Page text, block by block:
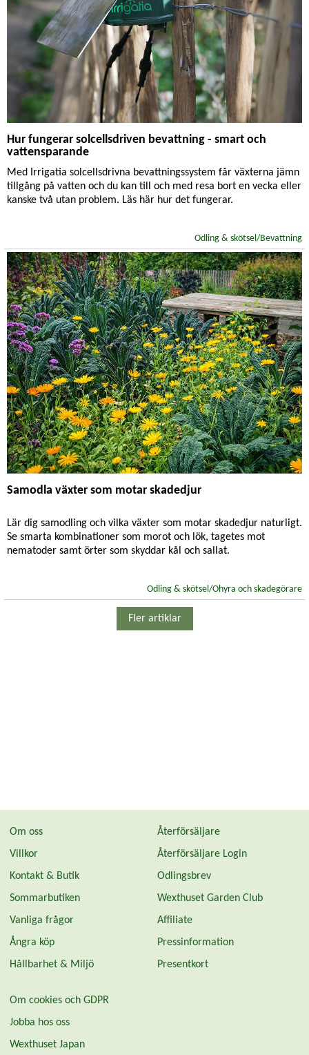
Hur fungerar solcellsdriven bevattning - smart och
vattensparande
Med Irrigatia solcellsdrivna bevattningssystem får växterna jämn
tillgång på vatten och du kan till och med resa bort en vecka eller
kanske två utan problem. Läs här hur det fungerar.
Odling & skötsel/Bevattning
Samodla växter som motar skadedjur
Lär dig samodling och vilka växter som motar skadedjur naturligt.
Se smarta kombinationer som morot och lök, tagetes mot
nematoder samt örter som skyddar kål och sallat.
Odling & skötsel/Ohyra och skadegörare
Fler artiklar
Om oss
Villkor
Kontakt & Butik
Sommarbutiken
Vanliga frågor
Ångra köp
Hållbarhet & Miljö
Återförsäljare
Återförsäljare Login
Odlingsbrev
Wexthuset Garden Club
Affiliate
Pressinformation
Presentkort
Om cookies och GDPR
Jobba hos oss
Wexthuset Japan